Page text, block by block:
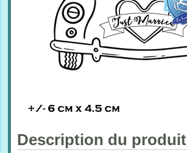
Description du produit